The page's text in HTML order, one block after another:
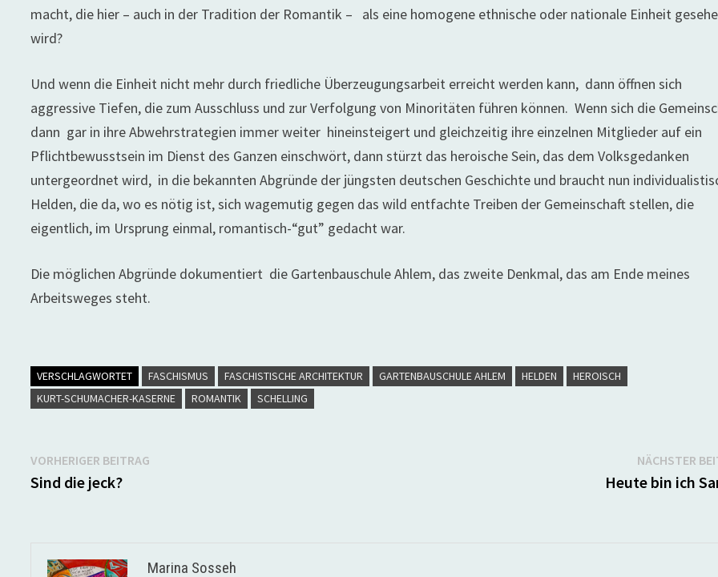
macht, die hier – auch in der Tradition der Romantik – als eine homogene ethnische oder nationale Einheit
wird?
Und wenn die Einheit nicht mehr durch friedliche Überzeugungsarbeit erreicht werden kann, dann öffnen sich
aggressive Tiefen, die zum Ausschluss und zur Verfolgung von Minoritäten führen können. Wenn sich die
dann gar in ihre Abwehrstrategien immer weiter hineinsteigert und gleichzeitig ihre einzelnen Mitglieder auf ein
Pflichtbewusstsein im Dienst des Ganzen einschwört, dann stürzt das heroische Sein, das dem Volksgedanken
untergeordnet wird, in die bekannten Abgründe der jüngsten deutschen Geschichte und braucht nun
Helden, die da, wo es nötig ist, sich wagemutig gegen das wild entfachte Treiben der Gemeinschaft stellen, die
eigentlich, im Ursprung einmal, romantisch-“gut” gedacht war.
Die möglichen Abgründe dokumentiert die Gartenbauschule Ahlem, das zweite Denkmal, das am Ende meines
Arbeitsweges steht.
VERSCHLAGWORTET FASCHISMUS FASCHISTISCHE ARCHITEKTUR GARTENBAUSCHULE AHLEM HELDEN
HEROISCH
KURT-SCHUMACHER-KASERNE
ROMANTIK SCHELLING
Beitragsnavigation
VORHERIGER BEITRAG
Sind die jeck?
NÄCHSTER
Heute bin ich
Marina Sosseh